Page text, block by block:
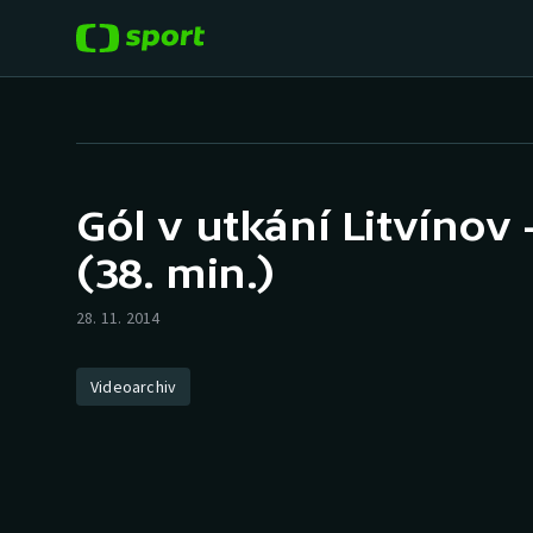
Hokej
Tenis
Cyklistika
Baseball a softbal
Gól v utkání Litvínov
(38. min.)
28. 11. 2014
Videoarchiv